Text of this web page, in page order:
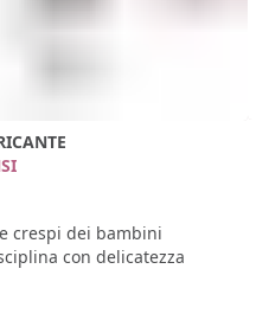
crespi dei bambini
con delicatezza